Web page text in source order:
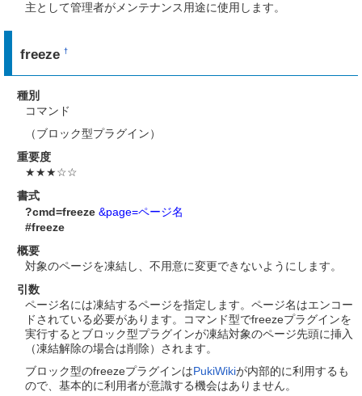
主として管理者がメンテナンス用途に使用します。
freeze†
種別
コマンド
（ブロック型プラグイン）
重要度
★★★☆☆
書式
?cmd=freeze &page=ページ名
#freeze
概要
対象のページを凍結し、不用意に変更できないようにします。
引数
ページ名には凍結するページを指定します。ページ名はエンコー
ドされている必要があります。コマンド型でfreezeプラグインを
実行するとブロック型プラグインが凍結対象のページ先頭に挿入
（凍結解除の場合は削除）されます。
ブロック型のfreezeプラグインはPukiWikiが内部的に利用するも
ので、基本的に利用者が意識する機会はありません。